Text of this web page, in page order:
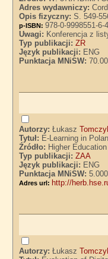
Adres wydawniczy:
Opis fizyczny:S. 549-
p-ISBN:978-0-9998551-6-4
Uwagi: Konferencja z
Typ publikacji:ZR
Język publikacji: ENG
Punktacja MNiSW:
Autorzy:Łukasz
Tytuł: E-Learning in
Źródło: Higher
Typ publikacji:ZAA
Język publikacji: ENG
Punktacja MNiSW:5.000
Adres url: http://
Autorzy:Łukasz